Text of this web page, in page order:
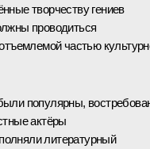
творчеству гениев
проводиться
частью
популярны,
актёры
литературный